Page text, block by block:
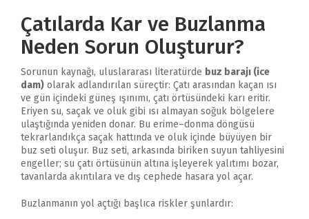
Çatılarda Kar ve Buzlanma
Neden Sorun Oluşturur?
Sorunun kaynağı, uluslararası literatürde buz barajı (ice
dam) olarak adlandırılan süreçtir: Çatı arasından kaçan ısı
ve gün içindeki güneş ışınımı, çatı örtüsündeki karı eritir.
Eriyen su, saçak ve oluk gibi ısı almayan soğuk bölgelere
ulaştığında yeniden donar. Bu erime–donma döngüsü
tekrarlandıkça saçak hattında ve oluk içinde büyüyen bir
buz seti oluşur. Buz seti, arkasında biriken suyun tahliyesini
engeller; su çatı örtüsünün altına işleyerek yalıtımı bozar,
tavanlarda akıntılara ve dış cephede hasara yol açar.
Buzlanmanın yol açtığı başlıca riskler şunlardır: